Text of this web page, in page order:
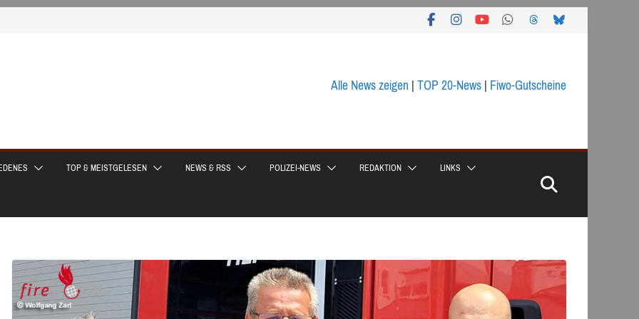
Alle News zeigen|TOP 20-News|Fiwo-Gutscheine
TOP & MEISTGELESEN NEWS & RSS POLIZEI-NEWS REDAKTION LINKS